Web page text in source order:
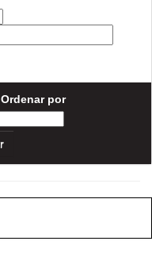
Ordenar por